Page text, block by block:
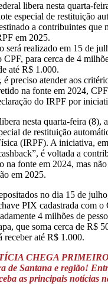
libera nesta quarta-
especial de restituição
a contribuintes que
em 2025.
será realizado em 15 de
para cerca de 4
até R$ 1.000.
é preciso atender aos
na fonte em 2024,
do IRPF por
nesta quarta-feira (8),
de restituição
(IRPF). A iniciativa,
é voltada a
na fonte em 2024, mas
em 2025.
no dia 15 de
PIX cadastrada com o
4 milhões de
que soma cerca de R$
receber até R$ 1.000.
CHEGA
de Santana e região!
as principais notícias